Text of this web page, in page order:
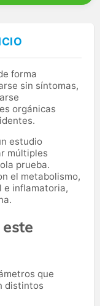
forma
sin síntomas,
orgánicas
estudio
múltiples
prueba.
el metabolismo,
e inflamatoria,
que
distintos